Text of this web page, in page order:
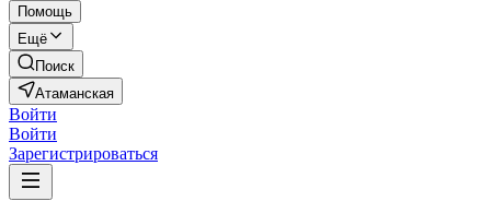
Помощь
Ещё
Поиск
Атаманская
Войти
Войти
Зарегистрироваться